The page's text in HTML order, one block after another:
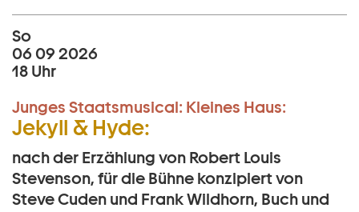
So
06 09 2026
18 Uhr
Junges Staatsmusical: Kleines Haus:
Jekyll & Hyde:
nach der Erzählung von Robert Louis
Stevenson, für die Bühne konzipiert von
Steve Cuden und Frank Wildhorn, Buch und